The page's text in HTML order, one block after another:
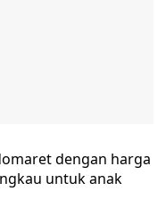
dengan harga
untuk anak